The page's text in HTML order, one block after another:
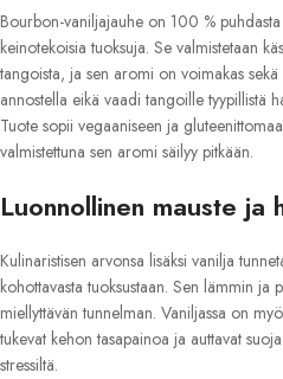
Bourbon-vaniljajauhe on 100 %
keinotekoisia tuoksuja. Se valmistetaan
tangoista, ja sen aromi on voimakas
annostella eikä vaadi tangoille tyypillistä
Tuote sopii vegaaniseen ja
valmistettuna sen aromi säilyy pitkään.
Luonnollinen mauste ja
Kulinaristisen arvonsa lisäksi vanilja
kohottavasta tuoksustaan. Sen lämmin
miellyttävän tunnelman. Vaniljassa on
tukevat kehon tasapainoa ja auttavat
stressiltä.